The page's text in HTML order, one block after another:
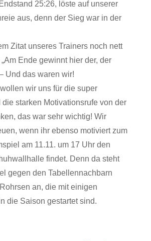
25:26, löste auf unserer
aus, denn der Sieg war in der
Zitat unseres Trainers noch nett
Ende gewinnt hier der, der
Und das waren wir!
wir uns für die super
die starken Motivationsrufe von der
das war sehr wichtig! Wir
wenn ihr ebenso motiviert zum
am 11.11. um 17 Uhr den
findet. Denn da steht
gegen den Tabellennachbarn
an, die mit einigen
die Saison gestartet sind.